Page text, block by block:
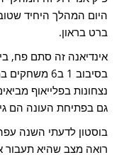
ברט בראון.
אינדיאנה זה סתם פח,
בסיבוב 1 ב6
נצחונות בפלייאוף
גם בפתיחת העונה הם
רואה מצב שהיא תעבור